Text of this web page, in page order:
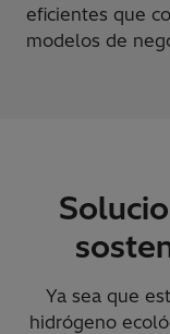
eficientes que
modelos de
Ya sea que
hidrógeno